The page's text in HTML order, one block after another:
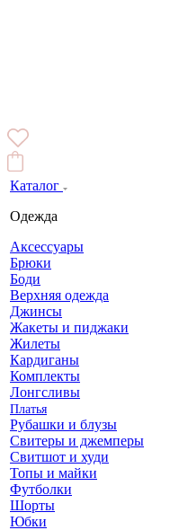
Каталог
Одежда
Аксессуары
Брюки
Боди
Верхняя одежда
Джинсы
Жакеты и пиджаки
Жилеты
Кардиганы
Комплекты
Лонгсливы
Платья
Рубашки и блузы
Свитеры и джемперы
Свитшот и худи
Топы и майки
Футболки
Шорты
Юбки